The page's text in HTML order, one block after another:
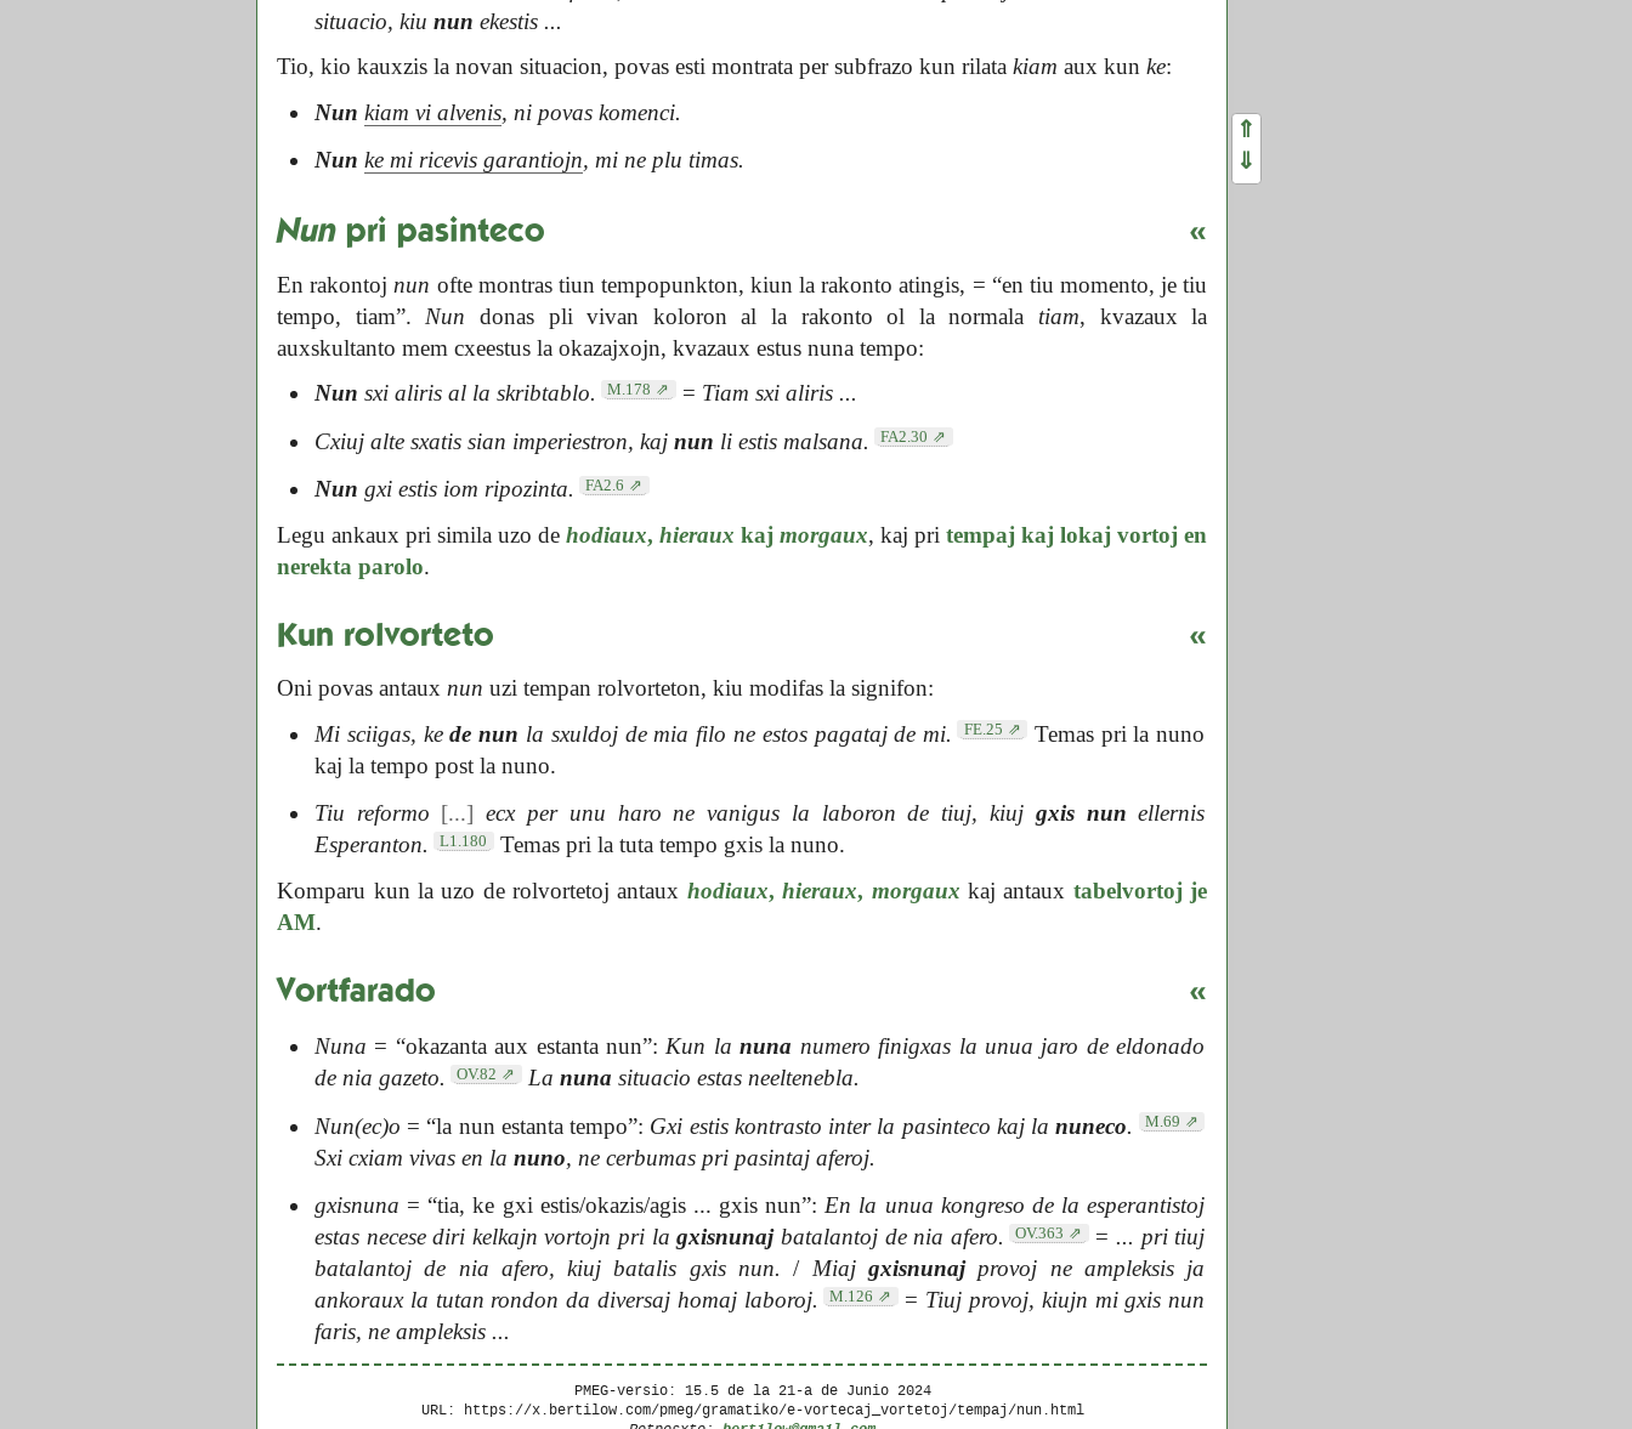
situacio, kiu nun ekestis ...
Tio, kio kauxzis la novan situacion, povas esti montrata per subfrazo kun rilatakiam aux kunke:
Nun kiam vi alvenis, ni povas komenci.
Nun ke mi ricevis garantiojn, mi ne plu timas.
Nun pri pasinteco «
En rakontoj nun ofte montras tiun tempopunkton, kiun la rakonto atingis, = “en tiu momento, je tiu
tempo, tiam”. Nun donas pli vivan koloron al la rakonto ol la normala tiam, kvazaux la
auxskultanto mem cxeestus la okazajxojn, kvazaux estus nuna tempo:
Nun sxi aliris al la skribtablo. M.178 = Tiam sxi aliris ...
Cxiuj alte sxatis sian imperiestron, kaj nun li estis malsana. FA2.30
Nun gxi estis iom ripozinta. FA2.6
Legu ankaux pri simila uzo dehodiaux,hieraux kajmorgaux, kaj pritempaj kaj lokaj vortoj en
nerekta parolo.
Kun rolvorteto «
Oni povas antauxnun uzi tempan rolvorteton, kiu modifas la signifon:
Mi sciigas, kede nun la sxuldoj de mia filo ne estos pagataj de mi. FE.25
Temas pri la nuno
kaj la tempo post la nuno.
Tiu reformo [...] ecx per unu haro ne vanigus la laboron de tiuj, kiuj gxis nun ellernis
Esperanton.
L1.180
Temas pri la tuta tempo gxis la nuno.
Komparu kun la uzo de rolvortetoj antaux hodiaux,hieraux, morgaux kaj antaux tabelvortoj je
AM.
Vortfarado «
Nuna = “okazanta aux estanta nun”: Kun lanuna numero finigxas la unua jaro de eldonado
de nia gazeto.
OV.82 La nuna situacio estas neeltenebla.
Nun(ec)o = “la nun estanta tempo”: Gxi estis kontrasto inter la pasinteco kaj lanuneco. M.69
Sxi cxiam vivas en la nuno, ne cerbumas pri pasintaj aferoj.
gxisnuna = “tia, ke gxi estis/okazis/agis ... gxis nun”: En la unua kongreso de la esperantistoj
estas necese diri kelkajn vortojn pri lagxisnunajbatalantoj de nia afero. OV.363 = ... pri tiuj
batalantoj de nia afero, kiuj batalis gxis nun. / Miajgxisnunajprovoj ne ampleksis ja
ankoraux la tutan rondon da diversaj homaj laboroj.
M.126 = Tiuj provoj, kiujn mi gxis nun
faris, ne ampleksis ...
PMEG-versio: 15.5 de la 21-a de Junio 2024
URL: https://x.bertilow.com/pmeg/gramatiko/e-vortecaj_vortetoj/tempaj/nun.html
⇑
⇓